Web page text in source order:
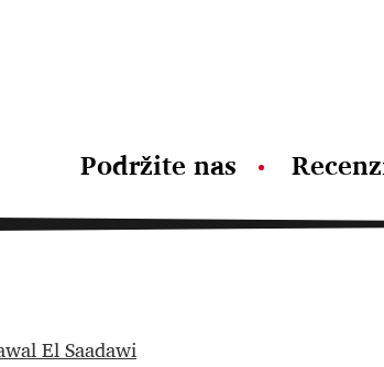
Podržite nas
El Saadawi